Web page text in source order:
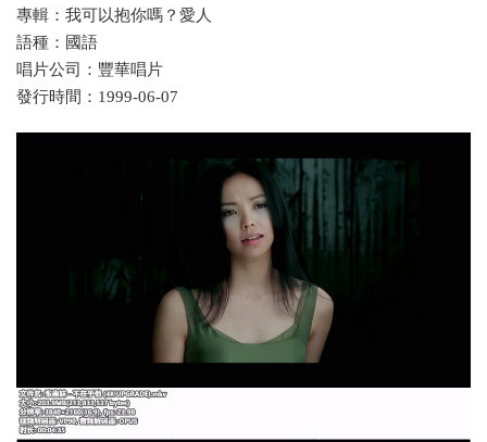
專輯：我可以抱你嗎？愛人
語種：國語
唱片公司：豐華唱片
發行時間：1999-06-07